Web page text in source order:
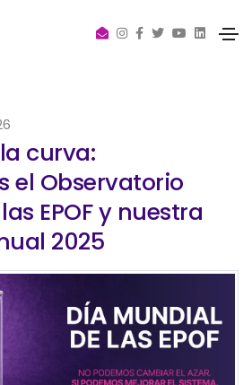
curva:
el Observatorio
EPOF y nuestra
2025